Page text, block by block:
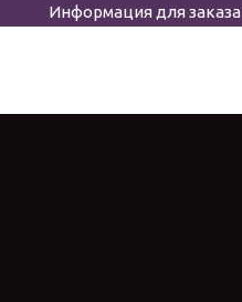
Информация для заказа